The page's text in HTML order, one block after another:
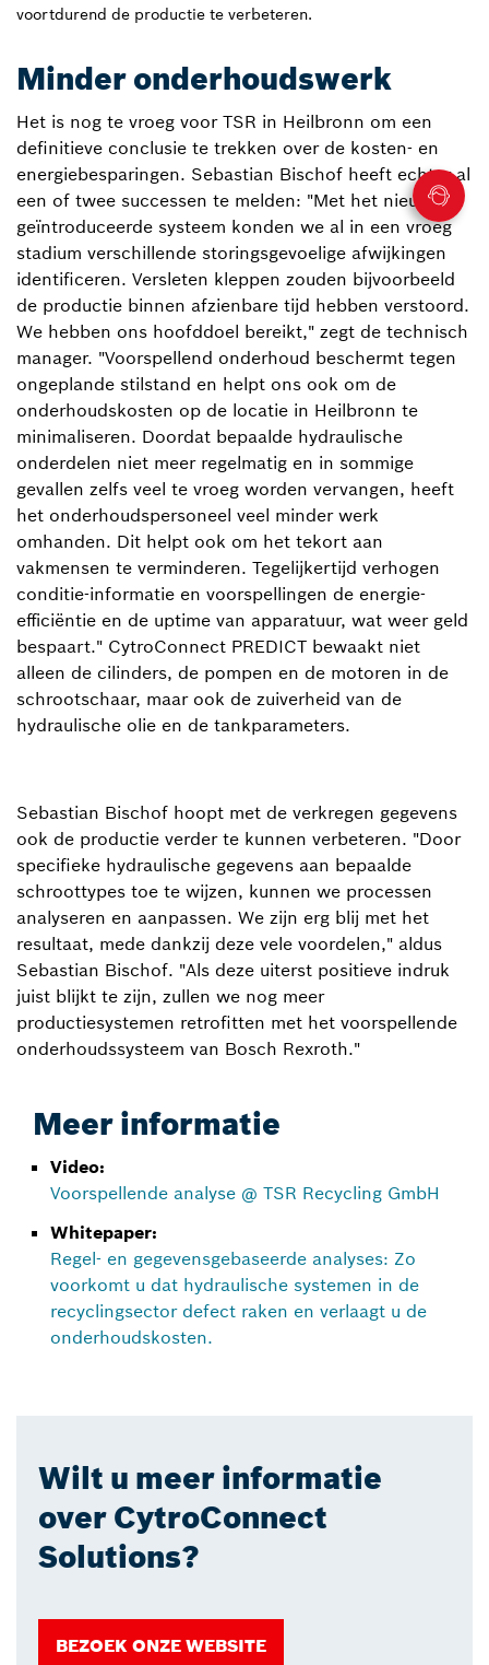
voortdurend de productie te verbeteren.
Minder onderhoudswerk
Het is nog te vroeg voor TSR in Heilbronn om een
definitieve conclusie te trekken over de kosten- en
energiebesparingen. Sebastian Bischof heeft echter al
een of twee successen te melden: "Met het nieuw
geïntroduceerde systeem konden we al in een vroeg
stadium verschillende storingsgevoelige afwijkingen
identificeren. Versleten kleppen zouden bijvoorbeeld
de productie binnen afzienbare tijd hebben verstoord.
We hebben ons hoofddoel bereikt," zegt de technisch
manager. "Voorspellend onderhoud beschermt tegen
ongeplande stilstand en helpt ons ook om de
onderhoudskosten op de locatie in Heilbronn te
minimaliseren. Doordat bepaalde hydraulische
onderdelen niet meer regelmatig en in sommige
gevallen zelfs veel te vroeg worden vervangen, heeft
het onderhoudspersoneel veel minder werk
omhanden. Dit helpt ook om het tekort aan
vakmensen te verminderen. Tegelijkertijd verhogen
conditie-informatie en voorspellingen de energie-
efficiëntie en de uptime van apparatuur, wat weer geld
bespaart." CytroConnect PREDICT bewaakt niet
alleen de cilinders, de pompen en de motoren in de
schrootschaar, maar ook de zuiverheid van de
hydraulische olie en de tankparameters.
Sebastian Bischof hoopt met de verkregen gegevens
ook de productie verder te kunnen verbeteren. "Door
specifieke hydraulische gegevens aan bepaalde
schroottypes toe te wijzen, kunnen we processen
analyseren en aanpassen. We zijn erg blij met het
resultaat, mede dankzij deze vele voordelen," aldus
Sebastian Bischof. "Als deze uiterst positieve indruk
juist blijkt te zijn, zullen we nog meer
productiesystemen retrofitten met het voorspellende
onderhoudssysteem van Bosch Rexroth."
Meer informatie
Video:
Voorspellende analyse @ TSR Recycling GmbH
Whitepaper:
Regel- en gegevensgebaseerde analyses: Zo
voorkomt u dat hydraulische systemen in de
recyclingsector defect raken en verlaagt u de
onderhoudskosten.
Wilt u meer informatie
over CytroConnect
Solutions?
BEZOEK ONZE WEBSITE